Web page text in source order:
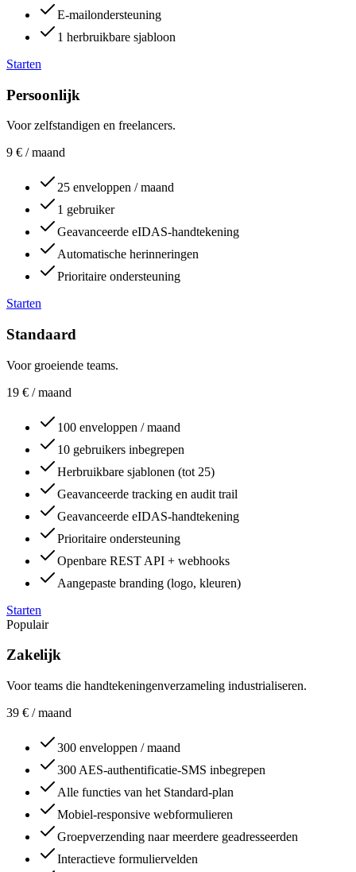
E-mailondersteuning
1 herbruikbare sjabloon
Starten
Persoonlijk
Voor zelfstandigen en freelancers.
9 € / maand
25 enveloppen / maand
1 gebruiker
Geavanceerde eIDAS-handtekening
Automatische herinneringen
Prioritaire ondersteuning
Starten
Standaard
Voor groeiende teams.
19 € / maand
100 enveloppen / maand
10 gebruikers inbegrepen
Herbruikbare sjablonen (tot 25)
Geavanceerde tracking en audit trail
Geavanceerde eIDAS-handtekening
Prioritaire ondersteuning
Openbare REST API + webhooks
Aangepaste branding (logo, kleuren)
Starten
Populair
Zakelijk
Voor teams die handtekeningenverzameling industrialiseren.
39 € / maand
300 enveloppen / maand
300 AES-authentificatie-SMS inbegrepen
Alle functies van het Standard-plan
Mobiel-responsive webformulieren
Groepverzending naar meerdere geadresseerden
Interactieve formuliervelden